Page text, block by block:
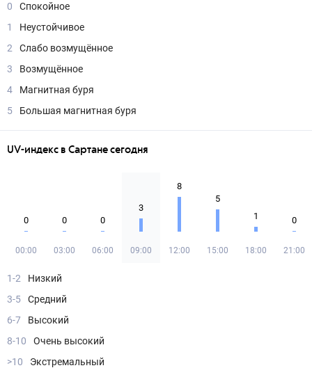
0
Спокойное
1
Неустойчивое
2
Слабо возмущённое
3
Возмущённое
4
Магнитная буря
5
Большая магнитная буря
UV-индекс в Сартане сегодня
0
00:00
0
03:00
0
06:00
3
09:00
8
12:00
5
15:00
1
18:00
0
21:00
1-2
Низкий
3-5
Средний
6-7
Высокий
8-10
Очень высокий
>10
Экстремальный